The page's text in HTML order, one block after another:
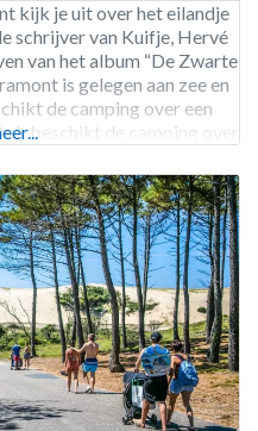
kijk je uit over het eilandje
schrijver van Kuifje, Hervé
van het album “De Zwarte
is gelegen aan zee en
de camping over een
beschikt de camping over